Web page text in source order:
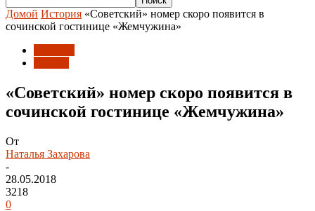
Домой История «Советский» номер скоро появится в
сочинской гостинице «Жемчужина»
«Советский» номер скоро появится в
сочинской гостинице «Жемчужина»
От
Наталья Захарова
-
28.05.2018
3218
0